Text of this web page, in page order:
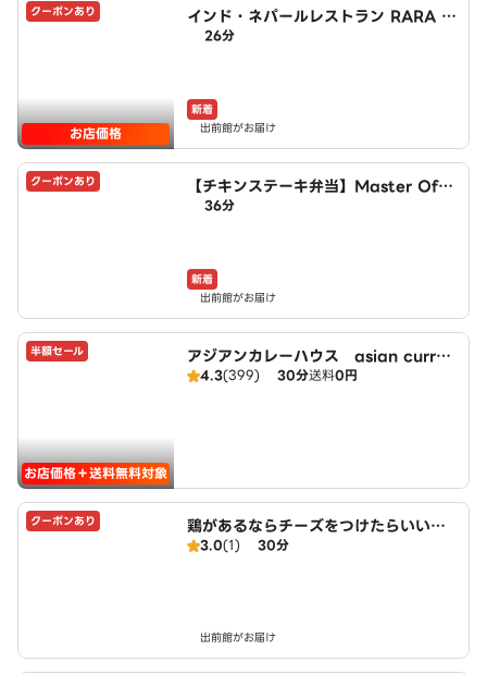
クーポンあり
お店価格
インド・ネパールレストラン RARA K
ITCHEN
26分
新着
出前館がお届け
クーポンあり
【チキンステーキ弁当】Master Of C
hicken～東陽町店～
36分
新着
出前館がお届け
半額セール
お店価格＋送料無料対象
アジアンカレーハウス asian curry
house
4.3(399) 30分送料0円
クーポンあり
鶏があるならチーズをつけたらいいじ
ゃない？
3.0(1) 30分
出前館がお届け